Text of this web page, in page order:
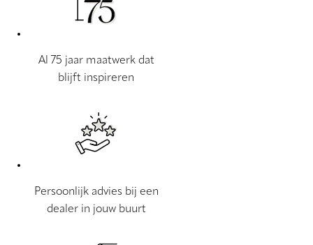
Al 75 jaar maatwerk dat
blijft inspireren
Persoonlijk advies bij een
dealer in jouw buurt